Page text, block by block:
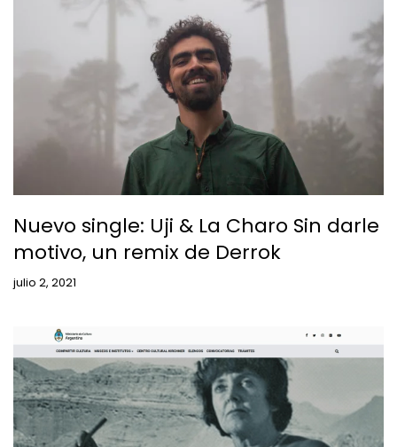
Nuevo single: Uji & La Charo Sin darle
motivo, un remix de Derrok
julio 2, 2021